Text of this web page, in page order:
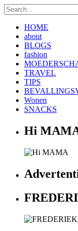
HOME
about
BLOGS
fashion
TRAVEL
TIPS
Wonen
SNACKS
Hi